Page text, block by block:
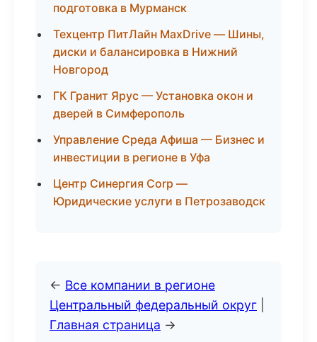
подготовка в Мурманск
Техцентр ПитЛайн MaxDrive — Шины,
диски и балансировка в Нижний
Новгород
ГК Гранит Ярус — Установка окон и
дверей в Симферополь
Управление Среда Афиша — Бизнес и
инвестиции в регионе в Уфа
Центр Синергия Corp —
Юридические услуги в Петрозаводск
← Все компании в регионе
Центральный федеральный округ
Главная страница →